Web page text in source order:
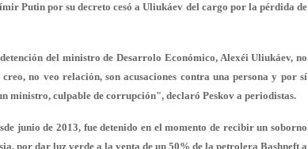
Putin por su decreto cesó a Uliukáev del cargo por la pérdida de
del ministro de Desarrolo Económico, Alexéi Uliukáev, no
no veo relación, son acusaciones contra una persona y por sí
ministro, culpable de corrupción", declaró Peskov a periodistas.
junio de 2013, fue detenido en el momento de recibir un soborno
por dar luz verde a la venta de un 50% de la petrolera Bashneft a